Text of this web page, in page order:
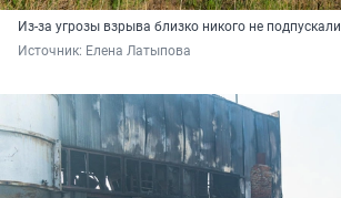
Из-за угрозы взрыва близко никого не подпускали
Источник: Елена Латыпова